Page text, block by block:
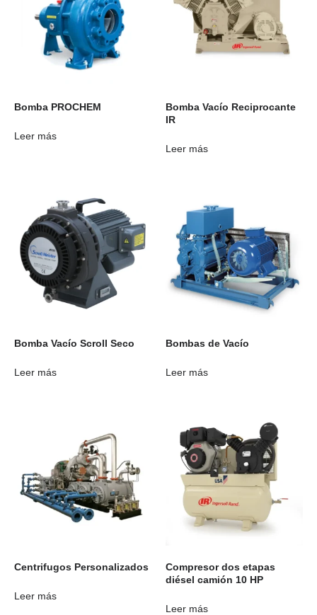
Bomba PROCHEM
Leer más
Bomba Vacío Reciprocante
IR
Leer más
Bomba Vacío Scroll Seco
Leer más
Bombas de Vacío
Leer más
Centrifugos Personalizados
Leer más
Compresor dos etapas
diésel camión 10 HP
Leer más